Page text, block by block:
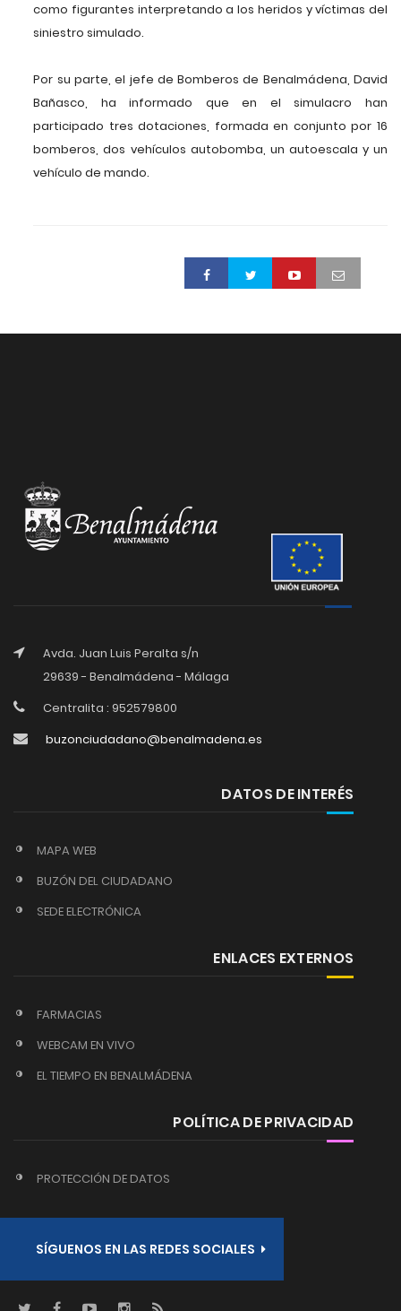
como figurantes interpretando a los heridos y víctimas del
siniestro simulado.
Por su parte, el jefe de Bomberos de Benalmádena, David
Bañasco, ha informado que en el simulacro han
participado tres dotaciones, formada en conjunto por 16
bomberos, dos vehículos autobomba, un autoescala y un
vehículo de mando.
Avda. Juan Luis Peralta s/n
29639 - Benalmádena - Málaga
Centralita : 952579800
buzonciudadano@benalmadena.es
DATOS DE INTERÉS
MAPA WEB
BUZÓN DEL CIUDADANO
SEDE ELECTRÓNICA
ENLACES EXTERNOS
FARMACIAS
WEBCAM EN VIVO
EL TIEMPO EN BENALMÁDENA
POLÍTICA DE PRIVACIDAD
PROTECCIÓN DE DATOS
SÍGUENOS EN LAS REDES SOCIALES